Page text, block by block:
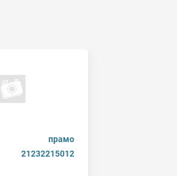
прамо
21232215012